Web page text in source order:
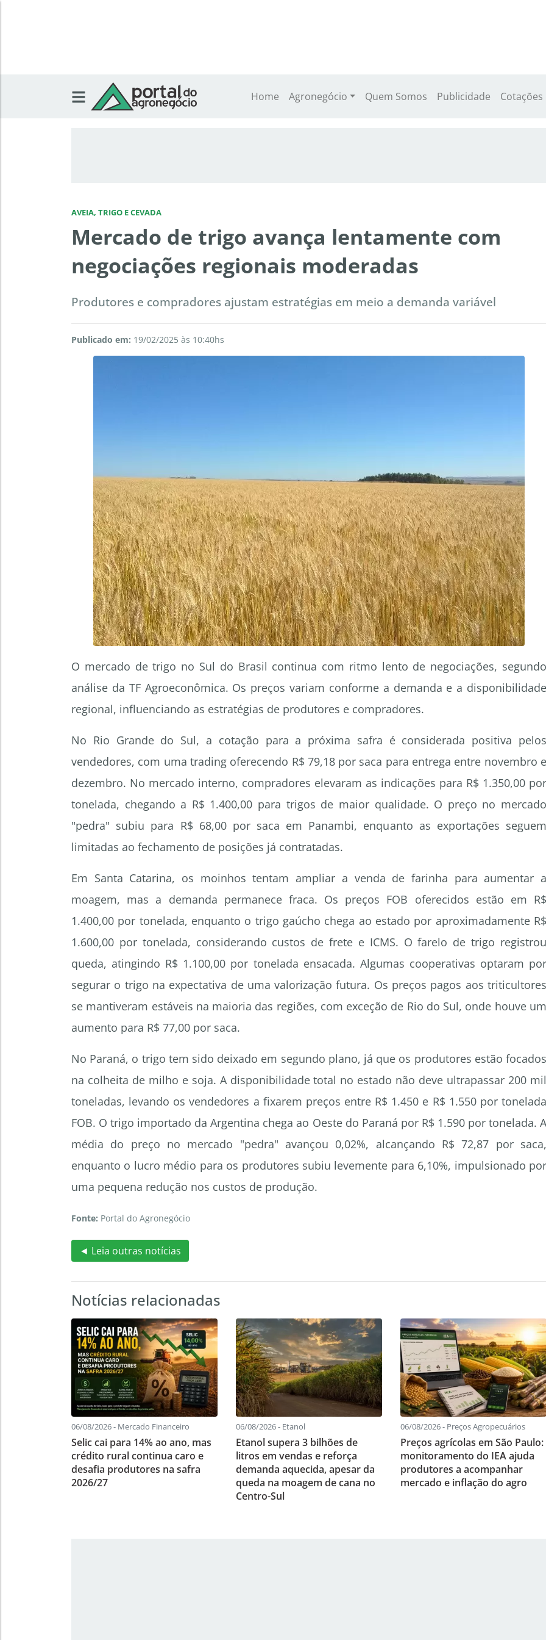
Home Agronegócio Quem Somos Publicidade Cotações
AVEIA, TRIGO E CEVADA
Mercado de trigo avança lentamente com
negociações regionais moderadas
Produtores e compradores ajustam estratégias em meio a demanda variável
Publicado em: 19/02/2025 às 10:40hs
O mercado de trigo no Sul do Brasil continua com ritmo lento de negociações, segundo
análise da TF Agroeconômica. Os preços variam conforme a demanda e a disponibilidade
regional, influenciando as estratégias de produtores e compradores.
No Rio Grande do Sul, a cotação para a próxima safra é considerada positiva pelos
vendedores, com uma trading oferecendo R$ 79,18 por saca para entrega entre novembro e
dezembro. No mercado interno, compradores elevaram as indicações para R$ 1.350,00 por
tonelada, chegando a R$ 1.400,00 para trigos de maior qualidade. O preço no mercado
"pedra" subiu para R$ 68,00 por saca em Panambi, enquanto as exportações seguem
limitadas ao fechamento de posições já contratadas.
Em Santa Catarina, os moinhos tentam ampliar a venda de farinha para aumentar a
moagem, mas a demanda permanece fraca. Os preços FOB oferecidos estão em R$
1.400,00 por tonelada, enquanto o trigo gaúcho chega ao estado por aproximadamente R$
1.600,00 por tonelada, considerando custos de frete e ICMS. O farelo de trigo registrou
queda, atingindo R$ 1.100,00 por tonelada ensacada. Algumas cooperativas optaram por
segurar o trigo na expectativa de uma valorização futura. Os preços pagos aos triticultores
se mantiveram estáveis na maioria das regiões, com exceção de Rio do Sul, onde houve um
aumento para R$ 77,00 por saca.
No Paraná, o trigo tem sido deixado em segundo plano, já que os produtores estão focados
na colheita de milho e soja. A disponibilidade total no estado não deve ultrapassar 200 mil
toneladas, levando os vendedores a fixarem preços entre R$ 1.450 e R$ 1.550 por tonelada
FOB. O trigo importado da Argentina chega ao Oeste do Paraná por R$ 1.590 por tonelada. A
média do preço no mercado "pedra" avançou 0,02%, alcançando R$ 72,87 por saca,
enquanto o lucro médio para os produtores subiu levemente para 6,10%, impulsionado por
uma pequena redução nos custos de produção.
Fonte: Portal do Agronegócio
◄ Leia outras notícias
Notícias relacionadas
06/08/2026 - Mercado Financeiro
Selic cai para 14% ao ano, mas
crédito rural continua caro e
desafia produtores na safra
2026/27
06/08/2026 - Etanol
Etanol supera 3 bilhões de
litros em vendas e reforça
demanda aquecida, apesar da
queda na moagem de cana no
Centro-Sul
06/08/2026 - Preços Agropecuários
Preços agrícolas em São Paulo:
monitoramento do IEA ajuda
produtores a acompanhar
mercado e inflação do agro